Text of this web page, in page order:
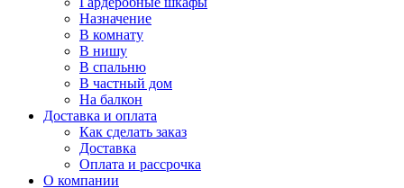
Назначение
В комнату
В нишу
В спальню
В частный дом
На балкон
Доставка и оплата
Как сделать заказ
Доставка
Оплата и рассрочка
О компании